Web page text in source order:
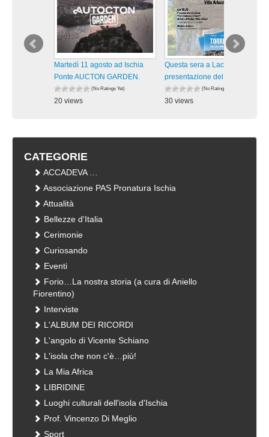
Martedì 11 agosto ad Ischia
Ponte AUCTON GARDEN.
(No Ratings Yet)
20 views
Questa sera a Lacco A.
presentazione del libro TORRI,
(No Ratings Yet)
30 views
CATEGORIE
ACCADEVA …
Associazione PAS Pronatura Ischia
Attualità
Bellezze d'Italia
Cerimonie
Curiosando
Eventi
Forio…La nostra storia (a cura di Aniello
Fiorentino)
Interviste
L'ALBUM DEI RICORDI
L'angolo di Vicente Schiano
L'isola che non c'è…più!
La Mia Africa
LIBRIDINE
Luoghi culturali dell'isola d'Ischia
Prof. Vincenzo Di Meglio
Sport